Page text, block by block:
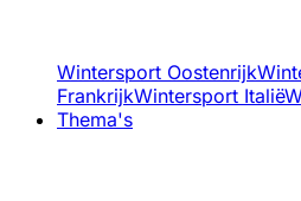
Wintersport Oostenrijk
FrankrijkWintersport Italië
Thema's